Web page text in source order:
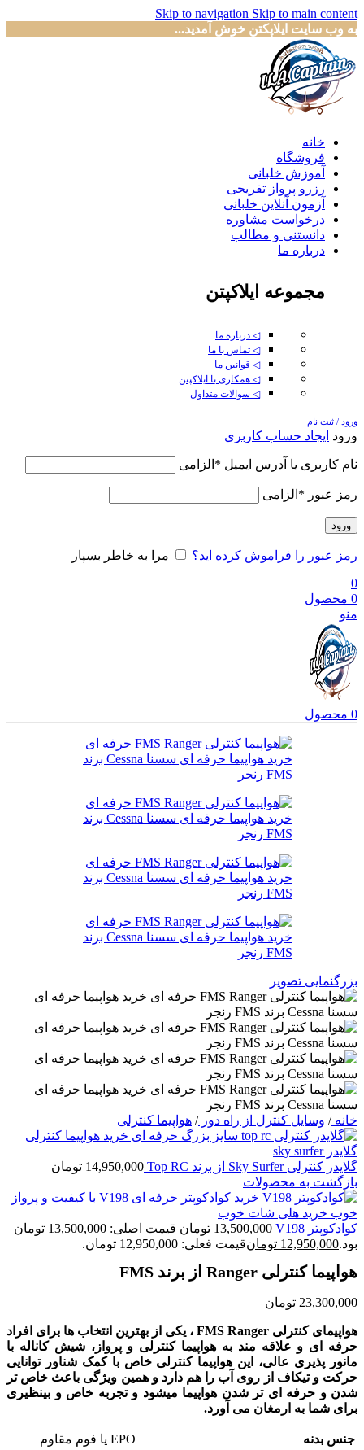
Skip to navigation Skip to main content
به وب سایت ایلاپکتن خوش آمدید...
خانه
فروشگاه
آموزش خلبانی
رزرو پرواز تفریحی
آزمون آنلاین خلبانی
درخواست مشاوره
دانستنی و مطالب
درباره ما
مجموعه ایلاکپتن
◁ درباره ما
◁ تماس با ما
◁ قوانین ما
◁ همکاری با ایلاکپتن
◁ سوالات متداول
ورود / ثبت نام
ورود ایجاد حساب کاربری
نام کاربری یا آدرس ایمیل * الزامی
رمز عبور * الزامی
ورود
رمز عبور را فراموش کرده اید؟
مرا به خاطر بسپار
0
0 محصول
منو
0 محصول
بزرگنمایی تصویر
خانه/ وسایل کنترل از راه دور/ هواپیما کنترلی
گلایدر کنترلی Sky Surfer از برند Top RC 14,950,000 تومان
بازگشت به محصولات
کوادکوپتر V198 13,500,000 تومان
قیمت اصلی: 13,500,000 تومان
بود.12,950,000 تومانقیمت فعلی: 12,950,000 تومان.
هواپیما کنترلی Ranger از برند FMS
23,300,000 تومان
هواپیمای کنترلی FMS Ranger ، یکی از بهترین انتخاب ها برای افراد
حرفه ای و علاقه مند به هواپیما کنترلی و پرواز، شیش کاناله با
مانور پذیری عالی، این هواپیما کنترلی خاص با کمک شناور توانایی
حرکت و تیکاف از روی آب را هم دارد و همین ویژگی باعث خاص تر
شدن و حرفه ای تر شدن هواپیما میشود و تجربه خاص و بینظیری
برای شما به ارمغان می آورد.
جنس بدنه EPO یا فوم مقاوم